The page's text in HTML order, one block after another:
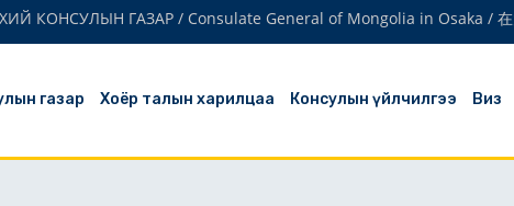
ГАЗАР / Consulate General of Mongolia in Osaka / 在
газар Хоёр талын харилцаа Консулын үйлчилгээ Виз